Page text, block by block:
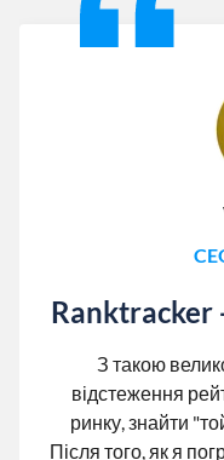
Ranktracker
З такою
відстеження
ринку, знайти
Після того, як я